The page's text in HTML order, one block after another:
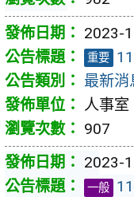
2023-
重要
最新消
人事室
907
2023-
一般